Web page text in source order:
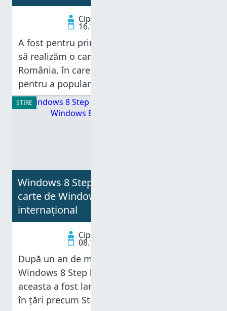
Ciprian Adrian Rusen
16.10.2012
A fost pentru prima dată când am încercat
să realizăm o campanie de marketing în
România, în care am cerut ajutorul presei
pentru a populariza munca noastră. Am
contactat destul de multe publicații,
inclusiv câteva care lucrează în nișă, și
ȘTIRE
Windows 8 Step by Step - Cea mai tare
carte de Windows 8, lansată
internațional
Ciprian Adrian Rusen
08.10.2012
După un an de muncă, a doua mea carte -
Windows 8 Step by Step - este gata. Luna
aceasta a fost lansată la nivel internațional,
în țări precum Statele Unite, Canada, Marea